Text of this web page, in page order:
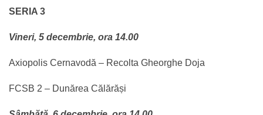
SERIA 3
Vineri, 5 decembrie, ora 14.00
Axiopolis Cernavodă – Recolta Gheorghe Doja
FCSB 2 – Dunărea Călărăși